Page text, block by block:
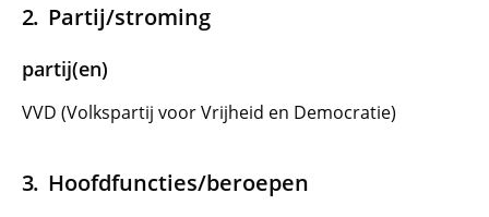
Partij/stroming
partij(en)
VVD (Volkspartij voor Vrijheid en Democratie)
Hoofdfuncties/beroepen